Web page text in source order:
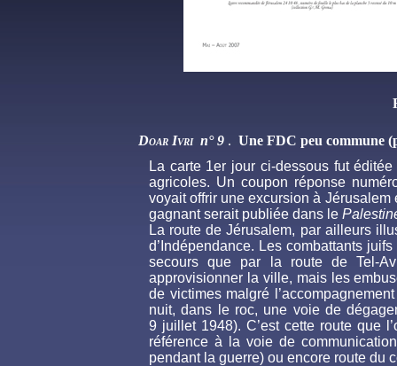
Doar Ivri n° 9 . Une FDC peu commune
La carte 1er jour ci-dessous fut
agricoles. Un coupon réponse
voyait offrir une excursion à Jérusalem
gagnant serait publiée dans le
La route de Jérusalem, par ailleurs
d’Indépendance. Les combattants
secours que par la route de Tel-
approvisionner la ville, mais les
de victimes malgré
nuit, dans le roc, une voie de
9 juillet 1948). C’est cette route que
référence à la voie de
pendant la guerre) ou encore route du